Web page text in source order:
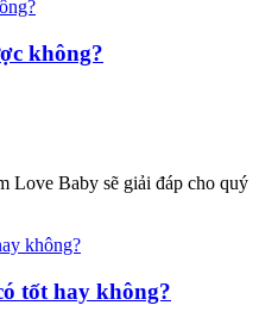
không?
Love Baby sẽ giải đáp cho quý
tốt hay không?